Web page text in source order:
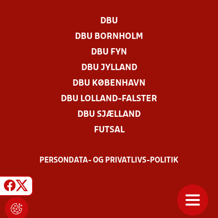
DBU
DBU BORNHOLM
DBU FYN
DBU JYLLAND
DBU KØBENHAVN
DBU LOLLAND-FALSTER
DBU SJÆLLAND
FUTSAL
PERSONDATA- OG PRIVATLIVS-POLITIK